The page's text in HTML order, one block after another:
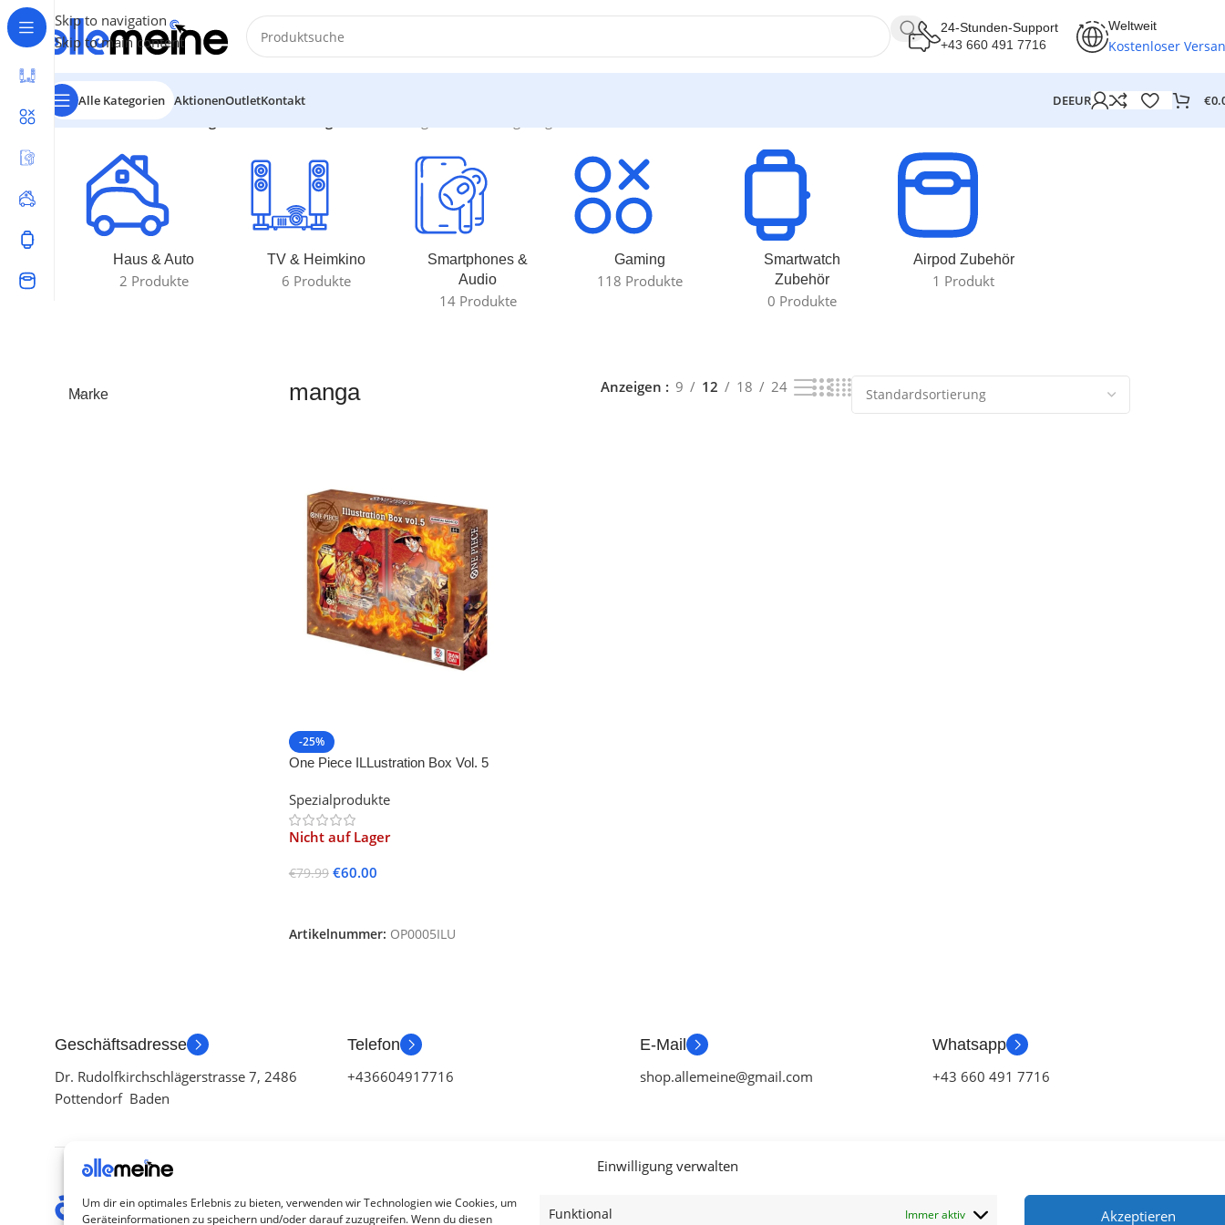
Einwilligung verwalten
Um dir ein optimales Erlebnis zu bieten, verwenden wir Technologien wie Cookies, um
Geräteinformationen zu speichern und/oder darauf zuzugreifen. Wenn du diesen
Funktional Immer aktiv Akzeptieren
Skip to navigation
Skip to main content
24-Stunden-Support
+43 660 491 7716
Weltweit
Kostenloser
Alle Kategorien AktionenOutletKontakt DEEUR €
Start/Produkte verschlagwortet mit „manga“
Haus & Auto
2 Produkte
TV & Heimkino
6 Produkte
Smartphones &
Audio
14 Produkte
Gaming
118 Produkte
Smartwatch
Zubehör
0 Produkte
Airpod Zubehör
1 Produkt
Marke manga Anzeigen 9 12 18 24
-25%
One Piece ILLustration Box Vol. 5
Spezialprodukte
Nicht auf Lager
€79.99 €60.00
Artikelnummer: OP0005ILU
Geschäftsadresse
Dr. Rudolfkirchschlägerstrasse 7, 2486
Pottendorf Baden
Telefon
+436604917716
E-Mail
shop.allemeine@gmail.com
Whatsapp
+43 660 491 7716
Kategorien